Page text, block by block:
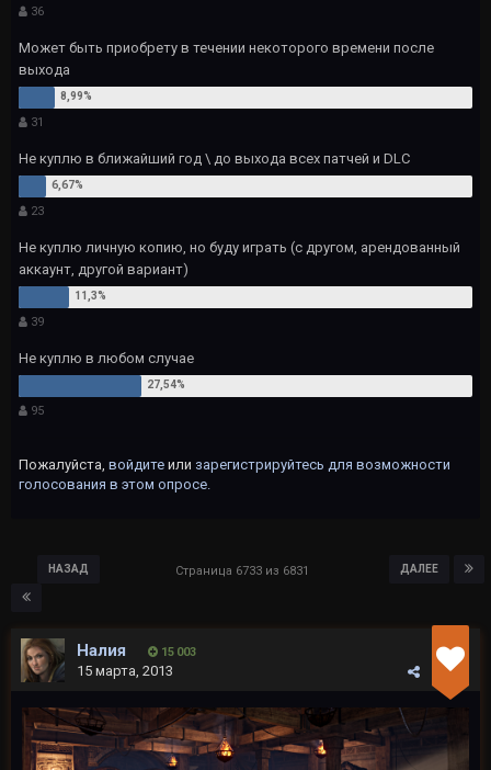
36
Может быть приобрету в течении некоторого времени после
выхода
31
Не куплю в ближайший год \ до выхода всех патчей и DLC
23
Не куплю личную копию, но буду играть (с другом, арендованный
аккаунт, другой вариант)
39
Не куплю в любом случае
95
Пожалуйста, войдите или зарегистрируйтесь для возможности
голосования в этом опросе.
НАЗАД ДАЛЕЕ
Страница 6733 из 6831
Налия 15 003
15 марта, 2013